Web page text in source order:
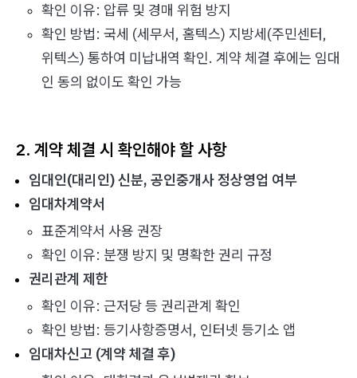
확인 이유: 압류 및 경매 위험 방지
확인 방법: 국세 (세무서, 홈텍스) 지방세(주민센터,
위텍스) 통하여 미납내역 확인. 계약 체결 후에는 임대
인 동의 없이도 확인 가능
2. 계약 체결 시 확인해야 할 사항
임대인(대리인) 신분, 공인중개사 정상영업 여부
임대차계약서
표준계약서 사용 권장
확인 이유: 분쟁 방지 및 명확한 권리 규정
권리관계 제한
확인 이유: 근저당 등 권리관계 확인
확인 방법: 등기사항증명서, 인터넷 등기소 앱
임대차신고 (계약 체결 후)